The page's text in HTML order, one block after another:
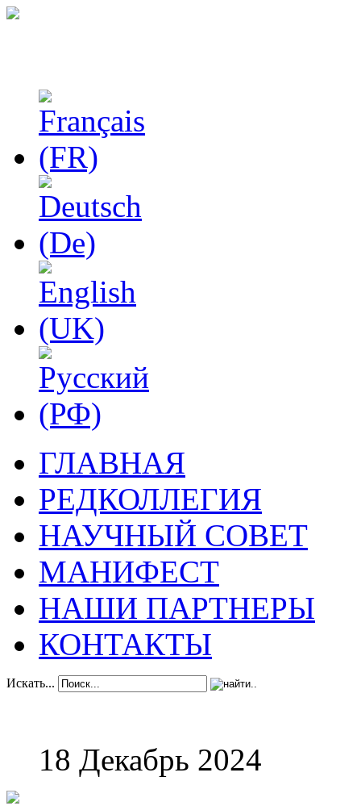
ГЛАВНАЯ
РЕДКОЛЛЕГИЯ
НАУЧНЫЙ СОВЕТ
МАНИФЕСТ
НАШИ ПАРТНЕРЫ
КОНТАКТЫ
Искать...
18 Декабрь 2024